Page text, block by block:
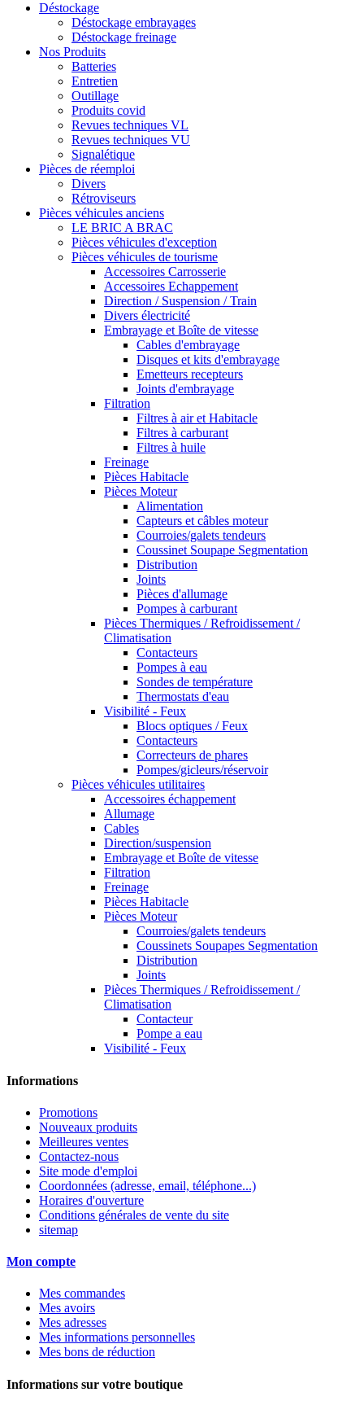
Déstockage
Déstockage embrayages
Déstockage freinage
Nos Produits
Batteries
Entretien
Outillage
Produits covid
Revues techniques VL
Revues techniques VU
Signalétique
Pièces de réemploi
Divers
Rétroviseurs
Pièces véhicules anciens
LE BRIC A BRAC
Pièces véhicules d'exception
Pièces véhicules de tourisme
Accessoires Carrosserie
Accessoires Echappement
Direction / Suspension / Train
Divers électricité
Embrayage et Boîte de vitesse
Cables d'embrayage
Disques et kits d'embrayage
Emetteurs recepteurs
Joints d'embrayage
Filtration
Filtres à air et Habitacle
Filtres à carburant
Filtres à huile
Freinage
Pièces Habitacle
Pièces Moteur
Alimentation
Capteurs et câbles moteur
Courroies/galets tendeurs
Coussinet Soupape Segmentation
Distribution
Joints
Pièces d'allumage
Pompes à carburant
Pièces Thermiques / Refroidissement /
Climatisation
Contacteurs
Pompes à eau
Sondes de température
Thermostats d'eau
Visibilité - Feux
Blocs optiques / Feux
Contacteurs
Correcteurs de phares
Pompes/gicleurs/réservoir
Pièces véhicules utilitaires
Accessoires échappement
Allumage
Cables
Direction/suspension
Embrayage et Boîte de vitesse
Filtration
Freinage
Pièces Habitacle
Pièces Moteur
Courroies/galets tendeurs
Coussinets Soupapes Segmentation
Distribution
Joints
Pièces Thermiques / Refroidissement /
Climatisation
Contacteur
Pompe a eau
Visibilité - Feux
Informations
Promotions
Nouveaux produits
Meilleures ventes
Contactez-nous
Site mode d'emploi
Coordonnées (adresse, email, téléphone...)
Horaires d'ouverture
Conditions générales de vente du site
sitemap
Mon compte
Mes commandes
Mes avoirs
Mes adresses
Mes informations personnelles
Mes bons de réduction
Informations sur votre boutique